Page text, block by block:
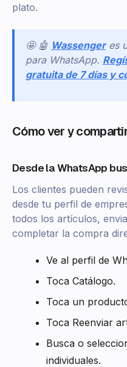
plato.
🤩 🤖 Wassenger es
para WhatsApp.
gratuita de 7 días y
Cómo ver y
Desde la WhatsApp
Los clientes pueden
desde tu perfil de
todos los artículos,
completar la compra
Ve al perfil de
Toca Catálogo.
Toca un
Toca Reenviar
Busca o
individuales.